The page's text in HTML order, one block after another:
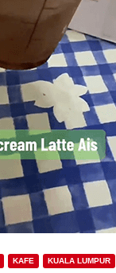
KAFE KUALA LUMPUR